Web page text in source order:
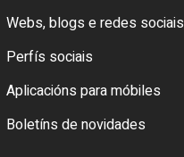
Webs, blogs e redes sociais
Perfís sociais
Aplicacións para móbiles
Boletíns de novidades